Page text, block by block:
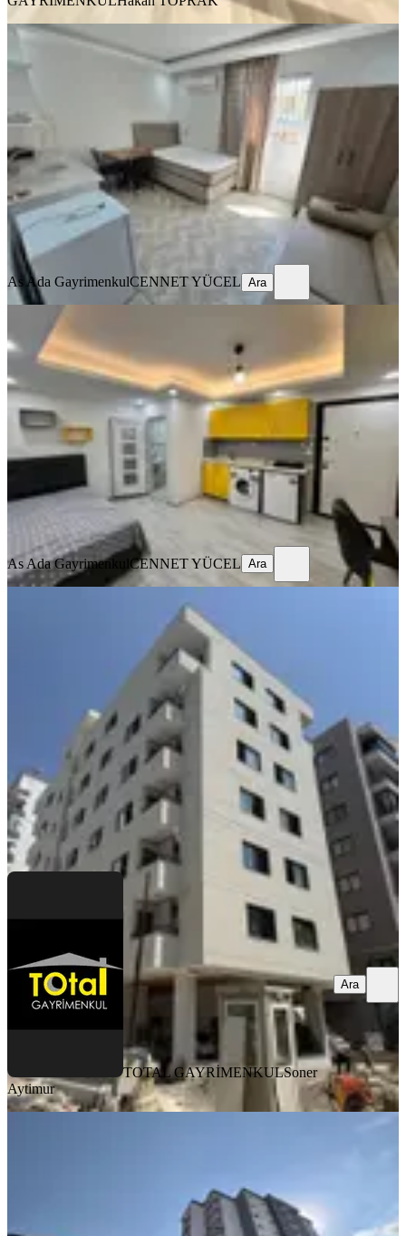
ÖNE ÇIKAN
Barajyoluna Yakın Genişş 1+0 Eşyalı
Daire✅️
Seyhan, Yeşilyurt Mahallesi
· 03.08.2026
14.000 ₺
As Ada Gayrimenkul CENNET YÜCEL
Ara
As Ada GayrimenkulCENNET YÜCEL Ara
ÖNE ÇIKAN
Daire️
Seyhan, Yenibaraj Mahallesi
Stüdyo·45 m² ·2. Kat
14.000 ₺
As Ada GayrimenkulCENNET YÜCEL
As Ada Gayrimenkul CENNET YÜCEL Ara
Total'den Ziyapaşa Bulvarında Sıfır
Doğalgazlı K. Otoparklı 1+1
Seyhan, Çınarlı Mahallesi
1+1
50 m²· ·08.08.2026
26.500 ₺
TOTAL GAYRİMENKUL Soner Aytimur
Ara
TOTAL GAYRİMENKULSoner
Aytimur
Ara
Seyhan, Gürselpaşa Mahallesi
150 m²· 8. Kat · 08.08.2026